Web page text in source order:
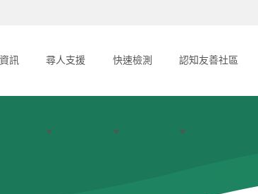
訊 尋人支援 快速檢測 認知友善社區